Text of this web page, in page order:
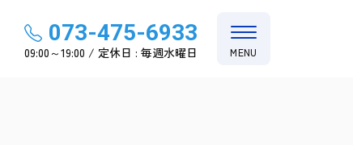
073-475-6933
09:00～19:00 / 定休日 : 毎週水曜日 MENU